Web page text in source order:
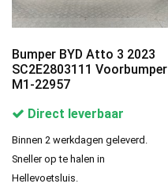
Bumper BYD Atto 3 2023
SC2E2803111 Voorbumper
M1-22957
Direct leverbaar
Binnen 2 werkdagen geleverd.
Sneller op te halen in
Hellevoetsluis.